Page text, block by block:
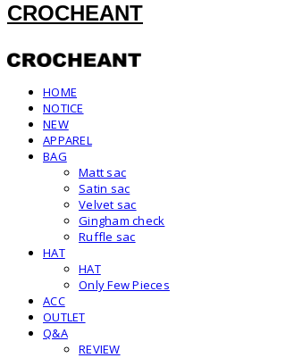
CROCHEANT
HOME
NOTICE
NEW
APPAREL
BAG
Matt sac
Satin sac
Velvet sac
Gingham check
Ruffle sac
HAT
HAT
Only Few Pieces
ACC
OUTLET
Q&A
REVIEW